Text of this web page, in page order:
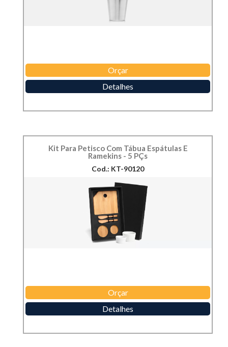
Orçar
Detalhes
Kit Para Petisco Com Tábua Espátulas E
Ramekins - 5 PÇs
Cod.: KT-90120
Orçar
Detalhes